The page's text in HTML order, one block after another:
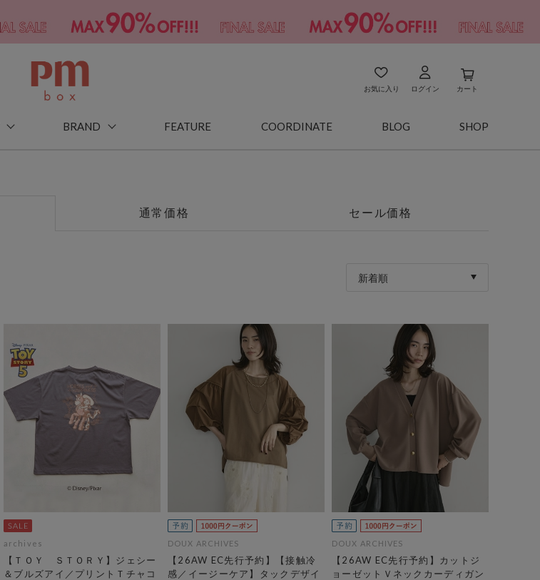
お気に入り ログイン カート
BRAND FEATURE COORDINATE BLOG SHOP
通常価格 セール価格
新着順
archives
【ＴＯＹ ＳＴＯＲＹ】ジェシー
＆ブルズアイ／プリントＴチャコ
DOUX ARCHIVES
【26AW EC先行予約】【接触冷
感／イージーケア】タックデザイ
DOUX ARCHIVES
【26AW EC先行予約】カットジ
ョーゼットＶネックカーディガン